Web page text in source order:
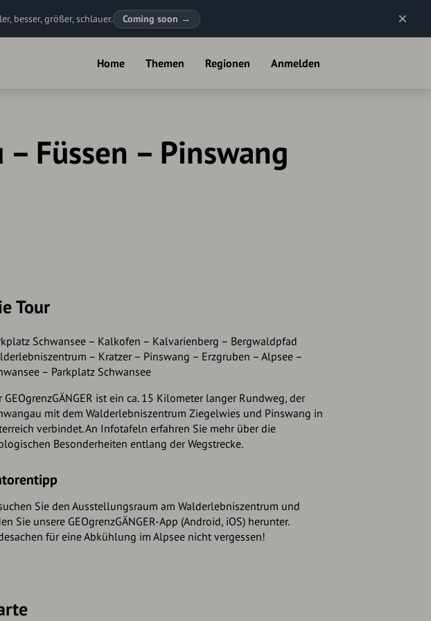
besser, größer, schlauer. Coming soon →
Home Themen Regionen Anmelden
– Füssen – Pinswang
Tour
Schwansee – Kalkofen – Kalvarienberg – Bergwaldpfad
– Kratzer – Pinswang – Erzgruben – Alpsee –
– Parkplatz Schwansee
GEOgrenzGÄNGER ist ein ca. 15 Kilometer langer Rundweg, der
mit dem Walderlebniszentrum Ziegelwies und Pinswang in
verbindet. An Infotafeln erfahren Sie mehr über die
Besonderheiten entlang der Wegstrecke.
Sie den Ausstellungsraum am Walderlebniszentrum und
Sie unsere GEOgrenzGÄNGER-App (Android, iOS) herunter.
für eine Abkühlung im Alpsee nicht vergessen!